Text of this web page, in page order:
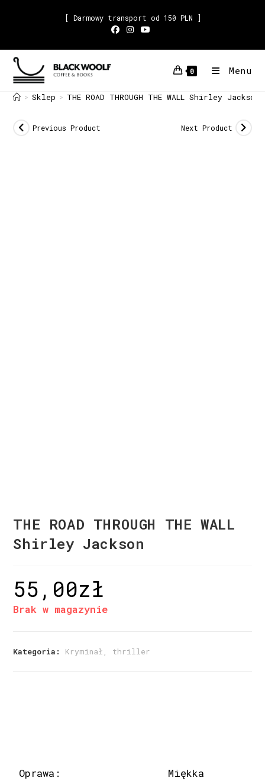
[ Darmowy transport od 150 PLN ]
0 Menu
> Sklep > THE ROAD THROUGH THE WALL Shirley Jackson
Previous Product Next Product
THE ROAD THROUGH THE WALL
Shirley Jackson
55,00zł
Brak w magazynie
Kategoria: Kryminał, thriller
Oprawa: Miękka